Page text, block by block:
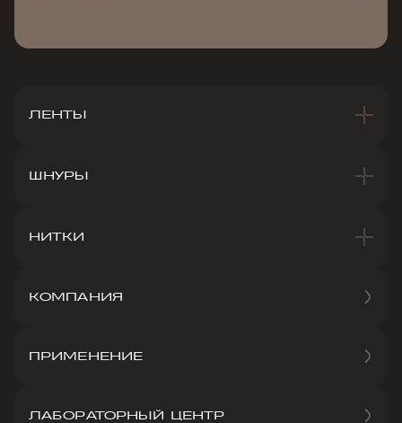
КОМПАНИЯ
ПРИМЕНЕНИЕ
ЛАБОРАТОРНЫЙ ЦЕНТР
ЛЕНТЫ
ШНУРЫ
НИТКИ